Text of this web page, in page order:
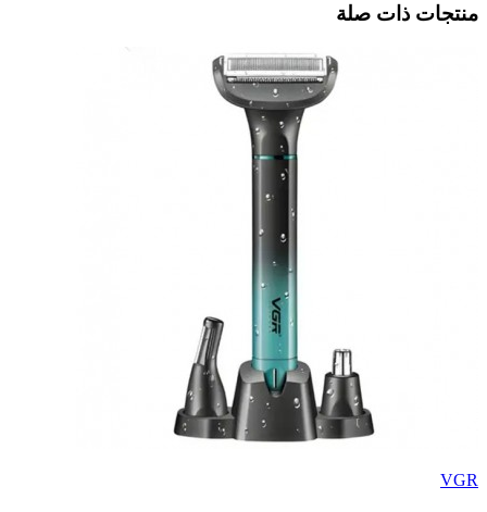
منتجات ذات صلة
VGR